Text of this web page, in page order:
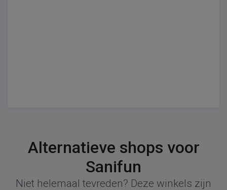
Alternatieve shops voor
Sanifun
Niet helemaal tevreden? Deze winkels zijn